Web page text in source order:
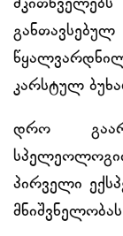
კარსტულ
დრო
პირველი